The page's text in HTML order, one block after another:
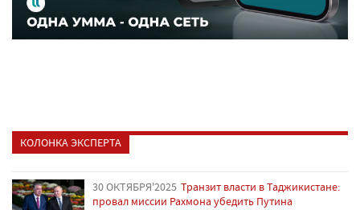
КОЛОНКА ЭКСПЕРТА
30 ОКТЯБРЯ'2025 Транзит власти в Таджикистане:
провал миссии Рахмона убедить Путина